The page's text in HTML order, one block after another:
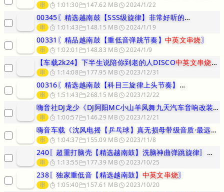
串 1:01:30 147.62 MB 2024/1/22
00345〖精选越南鼓【SSS级旋律】非常好听的
中英文串烧
串 1:01:43 148.15 MB 2024/1/19
00331〖精品越南鼓【重低音弹跳节奏】 中英文串烧〗
串 1:02:01 148.83 MB 2024/1/9
【车载2k24】下半生说陪你到老的人DISCO中英文串烧-酷
串 1:14:08 177.95 MB 2023/12/31
00316〖精选越南鼓【科目三旋律上头节奏】
中英文串烧
串 1:51:43 268.15 MB 2023/12/22
嗨音社DJ龙少《DJ阿阳MC小山羊凤舞九天汽车音响改装劲爆中英文串
串 1:00:57 146.29 MB 2023/12/21
嗨音车载《沈风电摇【乒乓球】真无损母带级音质·最远的你·是我最近的
串 1:04:37 155.09 MB 2023/11/8
240〖超重打脑壳【精选越南鼓】洗脑神曲弹跳旋律〗
中英
串 1:13:55 177.39 MB 2023/10/25
238〖独家重低音【精选越南鼓】 中英文串烧〗
串 1:05:40 157.61 MB 2023/10/20